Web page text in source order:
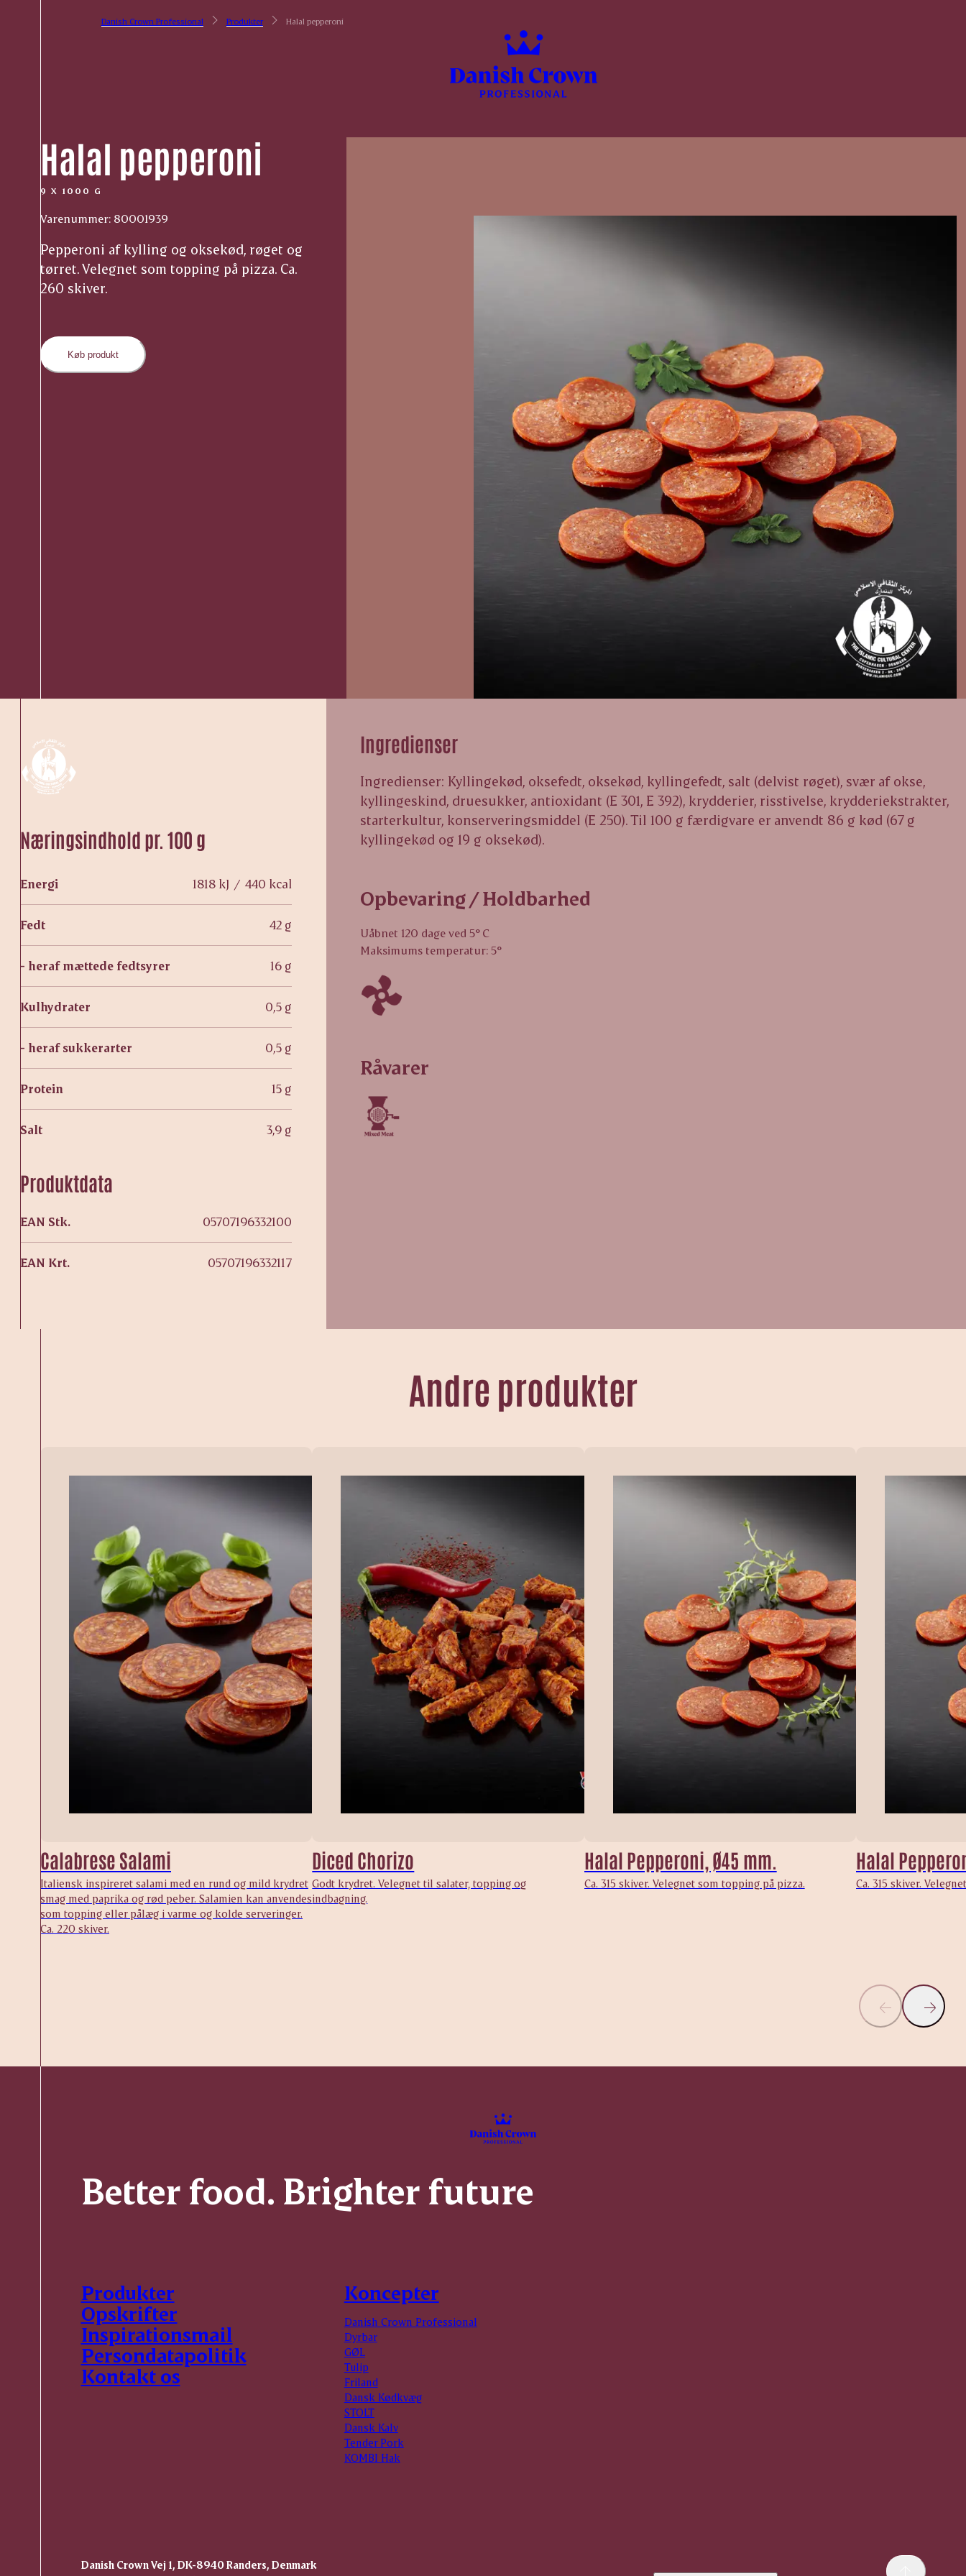
Danish Crown Professional Produkter Halal pepperoni
Halal pepperoni
9 X 1000 G
Varenummer: 80001939
Pepperoni af kylling og oksekød, røget og
tørret. Velegnet som topping på pizza. Ca.
260 skiver.
Køb produkt
Næringsindhold pr. 100 g
Energi 1818 kJ / 440 kcal
Fedt 42 g
- heraf mættede fedtsyrer 16 g
Kulhydrater 0,5 g
- heraf sukkerarter 0,5 g
Protein 15 g
Salt 3,9 g
Produktdata
EAN Stk. 05707196332100
EAN Krt. 05707196332117
Ingredienser
Ingredienser: Kyllingekød, oksefedt, oksekød, kyllingefedt, salt (delvist røget), svær af okse,
kyllingeskind, druesukker, antioxidant (E 301, E 392), krydderier, risstivelse, krydderiekstrakter,
starterkultur, konserveringsmiddel (E 250). Til 100 g færdigvare er anvendt 86 g kød (67 g
kyllingekød og 19 g oksekød).
Opbevaring / Holdbarhed
Uåbnet 120 dage ved 5° C
Maksimums temperatur: 5°
Råvarer
Andre produkter
Calabrese Salami
Italiensk inspireret salami med en rund og mild krydret
smag med paprika og rød peber. Salamien kan anvendes
som topping eller pålæg i varme og kolde serveringer.
Ca. 220 skiver.
Diced Chorizo
Godt krydret. Velegnet til salater, topping og
indbagning.
Halal Pepperoni, Ø45 mm.
Ca. 315 skiver. Velegnet som topping på pizza.
Halal
Ca. 315 skiver.
Better food. Brighter future
Koncepter
Danish Crown Professional
Dyrbar
GØL
Tulip
Friland
Dansk Kødkvæg
STOLT
Dansk Kalv
Tender Pork
KOMBI Hak
Produkter
Opskrifter
Inspirationsmail
Persondatapolitik
Kontakt os
Danish Crown Vej 1, DK-8940 Randers, Denmark